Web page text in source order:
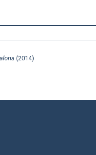
(2014)